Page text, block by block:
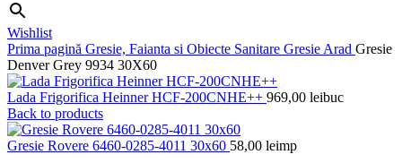
Wishlist
Prima pagină Gresie, Faianta si Obiecte Sanitare Gresie Arad Gresie
Denver Grey 9934 30X60
Lada Frigorifica Heinner HCF-200CNHE++ 969,00 leibuc
Back to products
Gresie Rovere 6460-0285-4011 30x60 58,00 leimp